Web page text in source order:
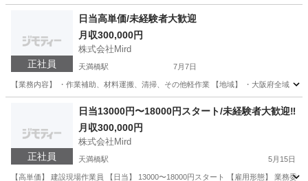
正社員
日当高単価/未経験者大歓迎
月収300,000円
株式会社Mird
天満橋駅 7月7日
【業務内容】 ・作業補助、材料運搬、清掃、その他軽作業 【地域】 ・大阪府全域
天満橋駅 未経験
正社員
日当13000円〜18000円スタート/未経験者大歓迎‼️
月収300,000円
株式会社Mird
天満橋駅 5月15日
【高単価】 建設現場作業員 【日当】 13000〜18000円スタート 【雇用形態】 業務